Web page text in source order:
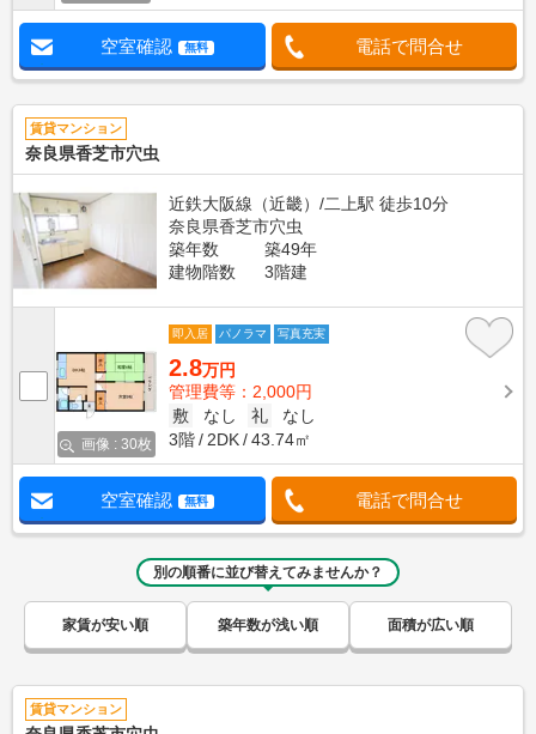
空室確認 無料 電話で問合せ
賃貸マンション
奈良県香芝市穴虫
近鉄大阪線（近畿）/二上駅 徒歩10分
奈良県香芝市穴虫
築年数
築49年
建物階数
3階建
画像 : 30枚
即入居 パノラマ 写真充実
2.8万円
管理費等：2,000円
敷
なし 礼
なし
3階
2DK 43.74㎡
空室確認 無料 電話で問合せ
別の順番に並び替えてみませんか？
家賃が安い順 築年数が浅い順 面積が広い順
賃貸マンション